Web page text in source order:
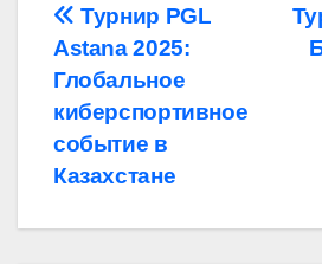
Навигация
по
записям
Турнир PGL
Astana 2025:
Глобальное
киберспортивное
событие в
Казахстане